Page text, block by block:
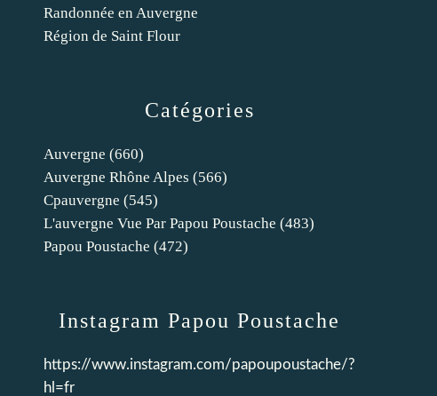
Catégories
Auvergne (660)
Auvergne Rhône Alpes (566)
Cpauvergne (545)
L'auvergne Vue Par Papou Poustache (483)
Papou Poustache (472)
Randonnée en Auvergne
Région de Saint Flour
Instagram Papou Poustache
https://www.instagram.com/papoupoustache/?
hl=fr